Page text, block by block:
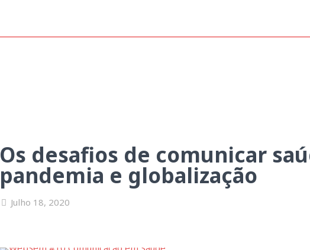
Os desafios de comunicar
pandemia e globalização
Julho 18, 2020